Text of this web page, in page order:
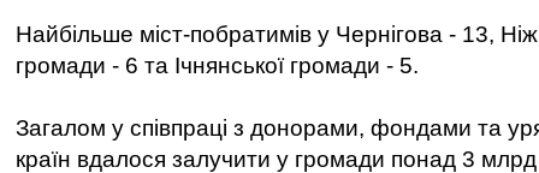
Найбільше міст-побратимів у Чернігова - 13,
громади - 6 та Ічнянської громади - 5.
Загалом у співпраці з донорами, фондами та
країн вдалося залучити у громади понад 3